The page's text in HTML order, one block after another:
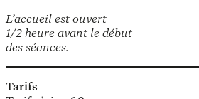
L’accueil est ouvert
1/2 heure avant le début
des séances.
Tarifs